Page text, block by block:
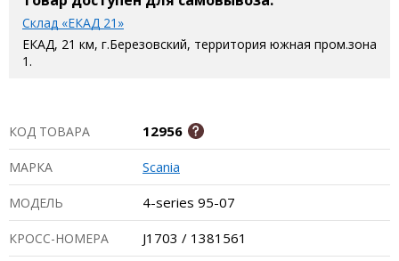
Склад «ЕКАД 21»
ЕКАД, 21 км, г.Березовский, территория южная пром.зона
1.
КОД ТОВАРА 12956
МАРКА Scania
МОДЕЛЬ 4-series 95-07
КРОСС-НОМЕРА J1703 / 1381561